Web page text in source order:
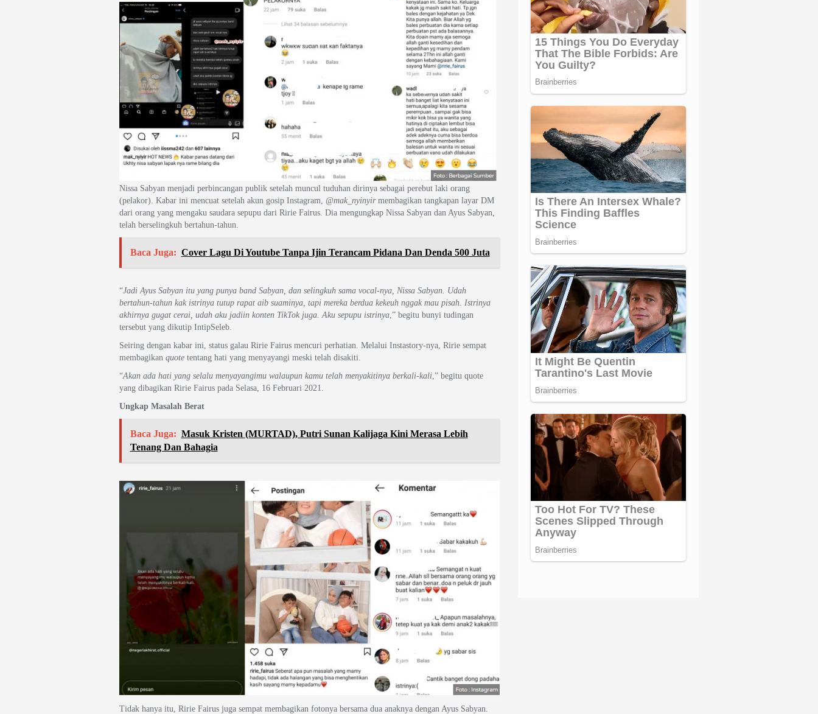
Nissa Sabyan menjadi perbincangan publik setelah muncul tuduhan dirinya sebagai perebut laki orang
(pelakor). Kabar ini mencuat setelah akun gosip Instagram, @mak_nyinyirmembagikan tangkapan layar DM
dari orang yang mengaku saudara sepupu dari Ririe Fairus. Dia mengungkap Nissa Sabyan dan Ayus Sabyan,
telah berselingkuh bertahun-tahun.
Baca Juga: Cover Lagu Di Youtube Tanpa Ijin Terancam Pidana Dan Denda 500 Juta
“Jadi Ayus Sabyan itu yang punya band Sabyan, dan selingkuh sama vocal-nya, Nissa Sabyan. Udah
bertahun-tahun kak istrinya tutup rapat aib suaminya, tapi mereka berdua kekeuh nggak mau pisah. Istrinya
akhirnya gugat cerai, udah aku jadiin konten TikTok juga. Aku sepupu istrinya,” begitu bunyi tudingan
tersebut yang dikutip IntipSeleb.
Seiring dengan kabar ini, status galau Ririe Fairus mencuri perhatian. Melalui Instastory-nya, Ririe sempat
membagikan quotetentang hati yang menyayangi meski telah disakiti.
“Akan ada hati yang selalu menyayangimu walaupun kamu telah menyakitinya berkali-kali,” begitu quote
yang dibagikan Ririe Fairus pada Selasa, 16 Februari 2021.
Ungkap Masalah Berat
Baca Juga: Masuk Kristen (MURTAD), Putri Sunan Kalijaga Kini Merasa Lebih
Tenang Dan Bahagia
Tidak hanya itu, Ririe Fairus juga sempat membagikan fotonya bersama dua anaknya dengan Ayus Sabyan.